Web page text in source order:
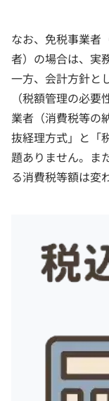
なお、免税事業者
者）の場合は、実
一方、会計方針と
（税額管理の必
業者（消費税等の
抜経理方式」と「
題ありません。ま
る消費税等額は変